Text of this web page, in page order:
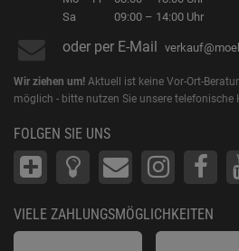
Sa
09:00 – 14:00 Uhr
oder per E-Mail
Wir ziehen um! Aktuell ist keine Vor-Ort-
möglich - bitte nutzen Sie unsere telefonische
FOLGEN SIE UNS
VIELE ZAHLUNGSMÖGLICHKEITEN